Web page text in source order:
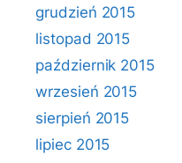
grudzień 2015
listopad 2015
październik 2015
wrzesień 2015
sierpień 2015
lipiec 2015